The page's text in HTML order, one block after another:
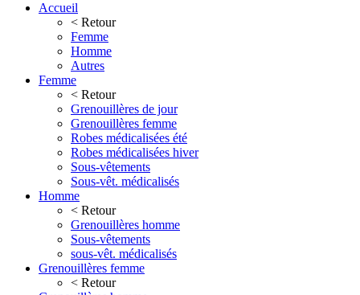
Accueil
< Retour
Femme
Homme
Autres
Femme
< Retour
Grenouillères de jour
Grenouillères femme
Robes médicalisées été
Robes médicalisées hiver
Sous-vêtements
Sous-vêt. médicalisés
Homme
< Retour
Grenouillères homme
Sous-vêtements
sous-vêt. médicalisés
Grenouillères femme
< Retour